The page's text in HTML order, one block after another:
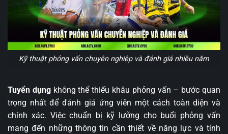
Kỹ thuật phỏng vấn chuyên nghiệp và đánh giá nhiều năm
Tuyển dụngkhông thể thiếu khâu phỏng vấn – bước quan
trọng nhất để đánh giá ứng viên một cách toàn diện và
chính xác. Việc chuẩn bị kỹ lưỡng cho buổi phỏng vấn
mang đến những thông tin cần thiết về năng lực và tính